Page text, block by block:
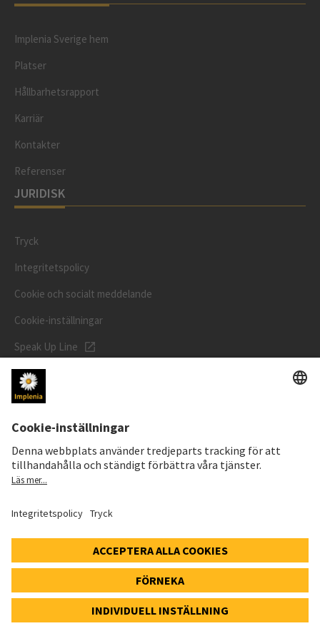
Implenia Sverige hem
Platser
Hållbarhetsrapport
Karriär
Kontakter
Referenser
JURIDISK
Tryck
Integritetspolicy
Cookie och socialt meddelande
Cookie-inställningar
Speak Up Line
AKTIEKURS
ISIN: CH0023868554
62,30 CHF
0,00 CHF (0,00%)
Detaljer
© 2026 Implenia AG